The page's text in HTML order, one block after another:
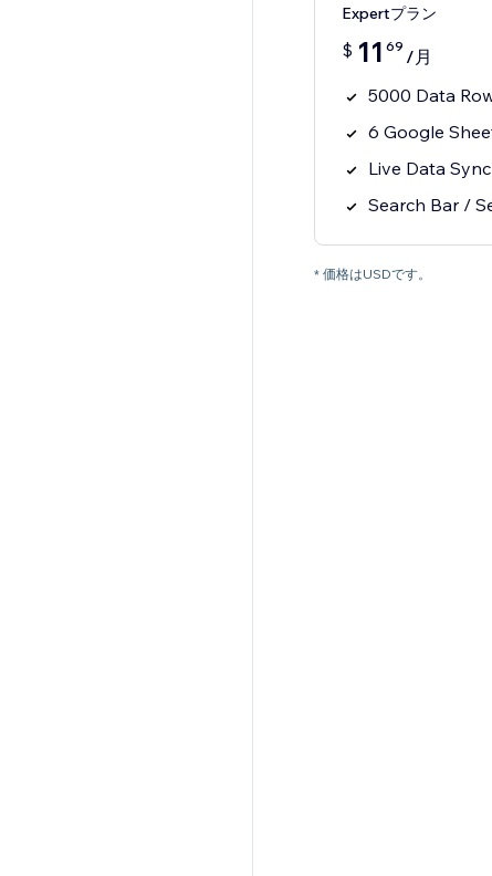
Expertプラン
$ 11 69 /月
5000 Data
6 Google
Live Data Sync
Search Bar /
* 価格はUSDです。